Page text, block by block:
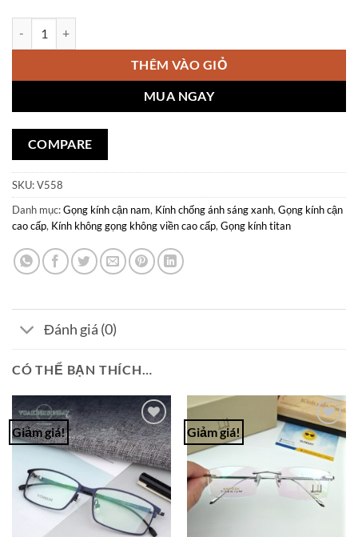
THÊM VÀO GIỎ
MUA NGAY
COMPARE
SKU:V558
Danh mục:Gọng kính cận nam, Kính chống ánh sáng xanh,Gọng kính cận
cao cấp, Kính không gọng không viền cao cấp,Gọng kính titan
Đánh giá (0)
CÓ THỂ BẠN THÍCH…
Giảm giá!
Add to
Wishlist
Giảm giá!
Add to
Wishlist